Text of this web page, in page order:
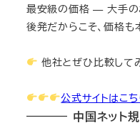
最安級の価格 — 大手の
後発だからこそ、価格も
他社とぜひ比較して
公式サイトはこ
中国ネット